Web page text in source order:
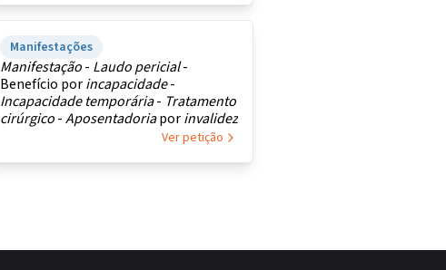
Manifestações
Manifestação- Laudopericial-
Benefício porincapacidade-
Incapacidade temporária- Tratamento
cirúrgico-Aposentadoriaporinvalidez
Ver petição